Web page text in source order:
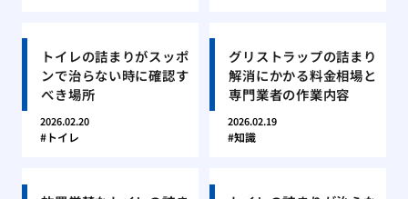
トイレの詰まりがスッポ
ンで治らない時に確認す
べき場所
2026.02.20
トイレ
グリストラップの詰まり
解消にかかる料金相場と
専門業者の作業内容
2026.02.19
知識